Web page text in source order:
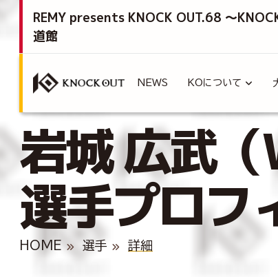
REMY presents KNOCK OUT.68 ～
道館
NEWS KOについて
岩城 広武
選手プロフ
HOME 選手 詳細